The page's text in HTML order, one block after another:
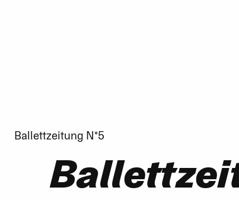
Ballettzeitung N°5